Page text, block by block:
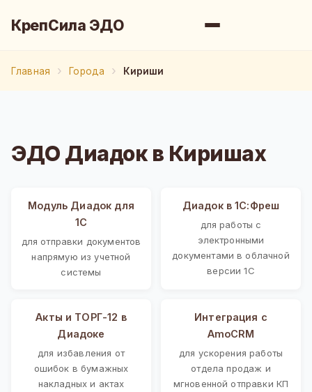
КрепСила ЭДО
Главная Города Кириши
ЭДО Диадок в Киришах
Модуль Диадок для
1С
для отправки документов
напрямую из учетной
системы
Диадок в 1С:Фреш
для работы с
электронными
документами в облачной
версии 1С
Акты и ТОРГ-12 в
Диадоке
для избавления от
ошибок в бумажных
накладных и актах
Интеграция с
AmoCRM
для ускорения работы
отдела продаж и
мгновенной отправки КП